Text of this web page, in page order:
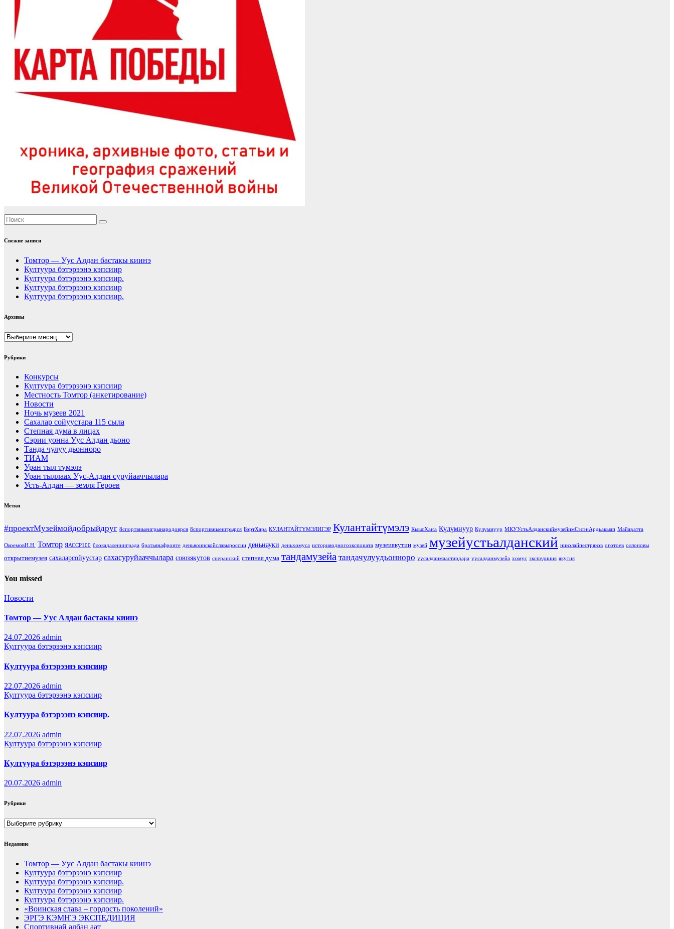
Свежие записи
Томтор — Уус Алдан бастакы киинэ
Култуура бэтэрээнэ кэпсиир
Култуура бэтэрээнэ кэпсиир.
Култуура бэтэрээнэ кэпсиир
Култуура бэтэрээнэ кэпсиир.
Архивы
Архивы
Рубрики
Конкурсы
Култуура бэтэрээнэ кэпсиир
Местность Томтор (анкетирование)
Новости
Ночь музеев 2021
Сахалар сойуустара 115 сыла
Степная дума в лицах
Сэрии уонна Уус Алдан дьоно
Танда чулуу дьонноро
ТИАМ
Уран тыл түмэлэ
Уран тыллаах Уус-Алдан суруйааччылара
Усть-Алдан — земля Героев
Метки
#проектМузеймойдобрыйдруг 8спортвныеигрынародоврся 8спортивныеигрырся БэртХара КУЛАНТАЙТҮМЭЛИГЭР Кулантайтүмэлэ КыысХаҥа Күлүмнуур Күлүмнүүр МКУУстьАлданскиймузейимСэсэнАрдьакыап Майаҕатта
ОкоемовН.Н. Томтор ЯАССР100 блокадаленинграда братьянафронте деньвоинскойславыроссии деньнауки деньхомуса историяодногоэкспоната музеиякутии музей музейустьалданский николайпестряков оготоев оллоновы
открытиемузея сахаларсойуустар сахасуруйааччылара союзякутов сперанский степная дума тандамузейа тандачулуудьонноро уусалданмаастардара уусалданмузейа хомус экспедиция якутия
You missed
Новости
Томтор — Уус Алдан бастакы киинэ
24.07.2026 admin
Култуура бэтэрээнэ кэпсиир
Култуура бэтэрээнэ кэпсиир
22.07.2026 admin
Култуура бэтэрээнэ кэпсиир
Култуура бэтэрээнэ кэпсиир.
22.07.2026 admin
Култуура бэтэрээнэ кэпсиир
Култуура бэтэрээнэ кэпсиир
20.07.2026 admin
Рубрики
Рубрики
Недавние
Томтор — Уус Алдан бастакы киинэ
Култуура бэтэрээнэ кэпсиир
Култуура бэтэрээнэ кэпсиир.
Култуура бэтэрээнэ кэпсиир
Култуура бэтэрээнэ кэпсиир.
«Воинская слава – гордость поколений»
ЭРГЭ КЭМҤЭ ЭКСПЕДИЦИЯ
Спортивнай албан аат